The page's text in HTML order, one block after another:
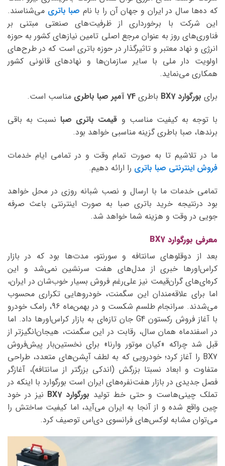
که ده‌ها سال در ایران و جهان آن را با نام صبا باتری می‌شناسند.
این شرکت با برخورداری از ظرفیت‌های صنعتی مبتنی بر
فناوری‌های روز به عنوان مرجع اصلی تامین نیازهای کشور به حوزه
انرژی و نهاد معتبر و تاثیرگذار در حوزه باتری است که در طرح‌های
اولویت دار ملی با سایر سازمان‌ها و نهادهای قانونی کشور
همکاری می‌نماید.
برای بورگوارد BX7 باطری باطری مناسب است.
با توجه به کیفیت مناسب و قیمت باتری صبانسبت به باقی
برندها، صبا باطری گزینه مناسبی خواهد بود.
ما در تلاشیم تا به صورت تمام وقت و در تمامی ایام خدمات
فروش اینترنتی صبا باتری را ارائه دهیم.
تمامی خدمات ما با ارسال و نصب شبانه روزی در محل خواهد
بود درنتیجه خرید باتری صبا به صورت اینترنتی باعث صرفه
جویی در وقت و هزینه شما خواهد شد.
معرفی بورگوارد BX7
بعد از دوقلوهای سانتافه و سورنتو، مدت‌ها بود که در بازار
کراس‌اورها خبری از مدل‌های هفت سرنشین نمی‌شد و این
کره‌ای‌های گران‌قیمت نیز علی‌رغم فروش بسیار خوب‌شان در ایران،
اما برای علاقه‌مندان این سگمنت، خودروهایی تکراری محسوب
می‌شدند. سرانجام طلسم شکست و در بهمن‌ماه 96، رامک خودرو
با آغاز فروش رکستون G4 جان تازه‌ای به بازار کراس‌‌اورها داد. اما
در اسفندماه همان سال، رقابت در این سگمنت، هیجان‌انگیزتر از
قبل شد چراکه «کیان موتور وارنا» برای نخستین‌بار پیش‌فروش
BX7 را آغاز کرد؛ خودرویی که به لطف آپشن‌های متعدد، طراحی
متفاوت و ابعاد نسبتا بزرگش (اندکی بزرگتر از سانتافه)، آغازگر
فصل جدیدی در بازار هفت‌نفره‌های ایران است بورگوارد با اینکه در
تملک چینی‌هاست و حتی خط تولید بورگوارد BX7
نیز در خود
چین واقع شده و از آنجا به ایران می‌آید، اما کیفیت ساختش را
می‌توان مشابه لوکس‌های فرانسوی دی‌اس توصیف کرد.